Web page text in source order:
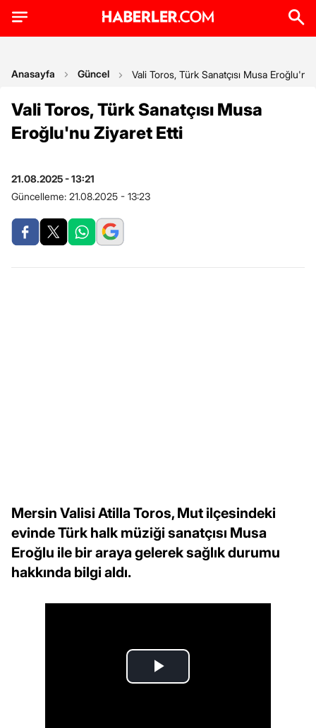
Anasayfa Güncel Vali Toros, Türk Sanatçısı Musa
Vali Toros, Türk Sanatçısı Musa
Eroğlu'nu Ziyaret Etti
21.08.2025 - 13:21
Güncelleme: 21.08.2025 - 13:23
Mersin Valisi Atilla Toros, Mut ilçesindeki
evinde Türk halk müziği sanatçısı Musa
Eroğlu ile bir araya gelerek sağlık durumu
hakkında bilgi aldı.